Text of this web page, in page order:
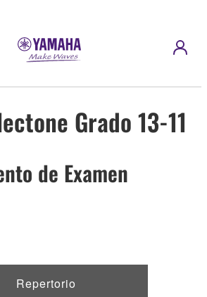
Grado 13-11
de Examen
Repertorio